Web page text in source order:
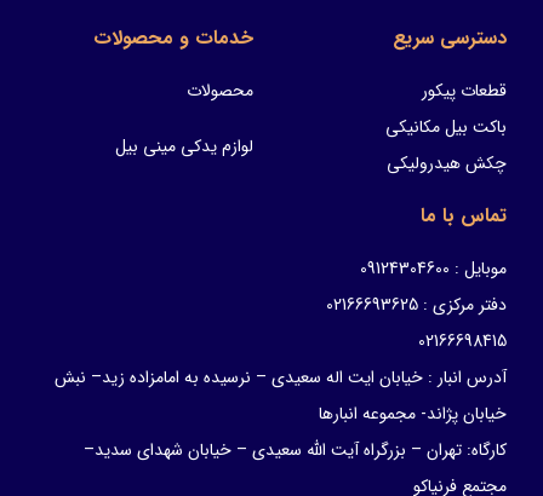
دسترسی سریع
قطعات پیکور
باکت بیل مکانیکی
چکش هیدرولیکی
خدمات و محصولات
محصولات
لوازم یدکی مینی بیل
تماس با ما
موبایل : 09124304600
دفتر مرکزی : 02166693625
02166698415
آدرس انبار : خیابان ایت اله سعیدی – نرسیده به امامزاده زید– نبش
خیابان پژاند- مجموعه انبارها
کارگاه: تهران – بزرگراه آیت الله سعیدی – خیابان شهدای سدید–
مجتمع فرنیاکو